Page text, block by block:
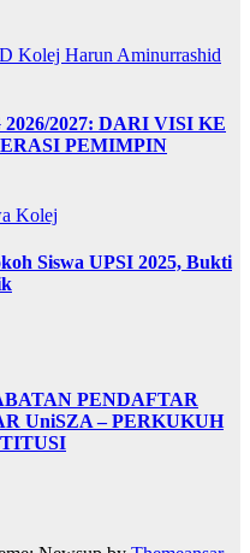
Kolej Harun Aminurrashid
2027: DARI VISI KE
PEMIMPIN
Kolej
Siswa UPSI 2025, Bukti
PENDAFTAR
UniSZA – PERKUKUH